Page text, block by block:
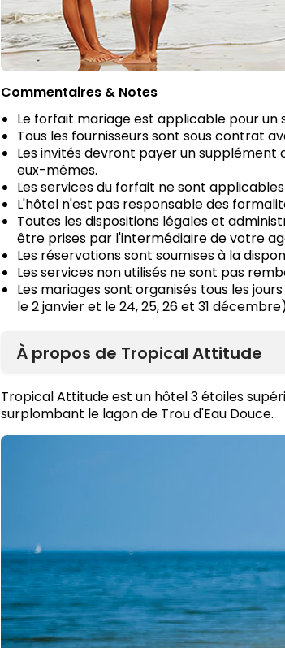
Commentaires & Notes
Le forfait mariage est applicable pour un
Tous les fournisseurs sont sous contrat
Les invités devront payer un supplément
eux-mêmes.
Les services du forfait ne sont
L'hôtel n'est pas responsable des
Toutes les dispositions légales et
être prises par l'intermédiaire de votre
Les réservations sont soumises à la
Les services non utilisés ne sont pas
Les mariages sont organisés tous les
le 2 janvier et le 24, 25, 26 et 31
À propos de Tropical Attitude
Tropical Attitude est un hôtel 3 étoiles
surplombant le lagon de Trou d'Eau Douce.